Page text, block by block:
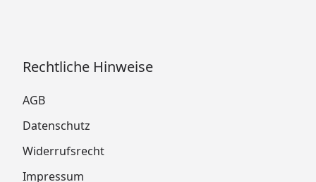
Rechtliche Hinweise
AGB
Datenschutz
Widerrufsrecht
Impressum